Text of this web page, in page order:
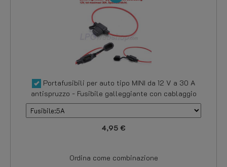
Portafusibili per auto tipo MINI da 12 V a 30 A
antispruzzo - Fusibile galleggiante con cablaggio
4,95 €
Ordina come combinazione